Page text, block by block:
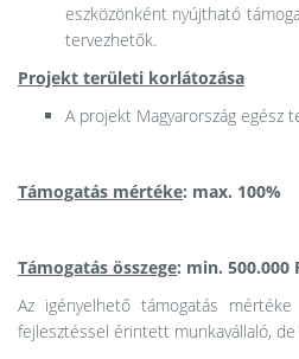
eszközönként nyújtható
tervezhetők.
Projekt területi korlátozása
A projekt Magyarország egész
Támogatás mértéke: max. 100%
Támogatás összege: min.
Az igényelhető támogatás
fejlesztéssel érintett munkavállaló,